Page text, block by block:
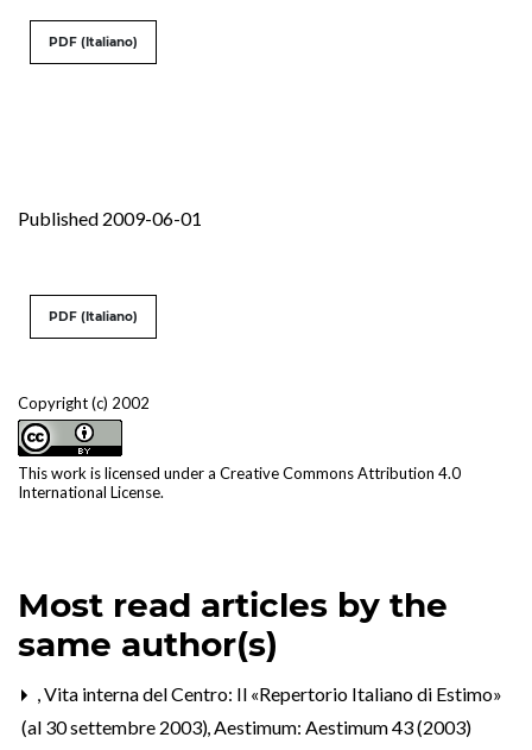
PDF (Italiano)
Published 2009-06-01
Copyright (c) 2002
This work is licensed under a Creative Commons Attribution 4.0
International License.
PDF (Italiano)
Most read articles by the
same author(s)
,Vita interna del Centro: Il «Repertorio Italiano di Estimo»
(al 30 settembre 2003),Aestimum: Aestimum 43 (2003)